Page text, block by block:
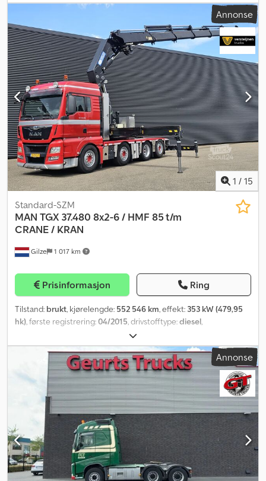
Annonse
1 / 15
Gilze 1 017 km
Standard-SZM
MAN TGX 37.480 8x2-6 / HMF 85 t/m
CRANE / KRAN
Prisinformasjon Ring
Tilstand: brukt, kjørelengde: 552 546 km, effekt: 353 kW (479,95
hk), første registrering:04/2015, drivstofftype:diesel,
, akselkonfigurasjon:
5 550 mm, drivstoff:diesel, farge:rød, førerhus:sovehytte, girtype:
automatisk, utslippsklasse:Euro 6, fjæring:luft, total lengde:8 200
, total bredde:2 550 mm, Byggeår:2015, Utstyr:ABS, AdBlue,
aircondition, antispinnsystem, cruise control, differensialsperre,
elektrisk vindusregulering, kjøleskap, parkeringsvarmer, sentral
låsing, setevarmer, tilhengerkobling,
Annonse